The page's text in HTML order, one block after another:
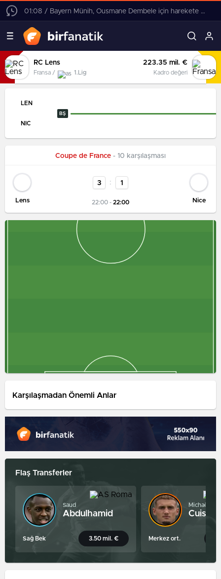
01:08 / Bayern Münih, Ousmane Dembele için harekete geçti! 4 yıllık sözleşme teklifi
RC Lens
Fransa / 1.Lig
223.35 mil. €
Kadro değeri
LEN
NIC
BŞ
Coupe de France - 10 karşılaşması
22:00 - 22:00
Lens
3 : 1
Nice
Karşılaşmadan Önemli Anlar
Flaş Transferler
Saud
Abdulhamid
Sağ Bek 3.50 mil. €
Michaël
Merkez ort.